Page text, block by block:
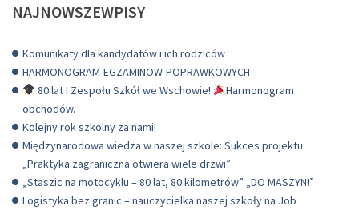
NAJNOWSZEWPISY
Komunikaty dla kandydatów i ich rodziców
HARMONOGRAM-EGZAMINOW-POPRAWKOWYCH
80 lat I Zespołu Szkół we Wschowie!
Harmonogram
obchodów.
Kolejny rok szkolny za nami!
Międzynarodowa wiedza w naszej szkole: Sukces projektu
„Praktyka zagraniczna otwiera wiele drzwi”
„Staszic na motocyklu – 80 lat, 80 kilometrów” „DO MASZYN!”
Logistyka bez granic – nauczycielka naszej szkoły na Job